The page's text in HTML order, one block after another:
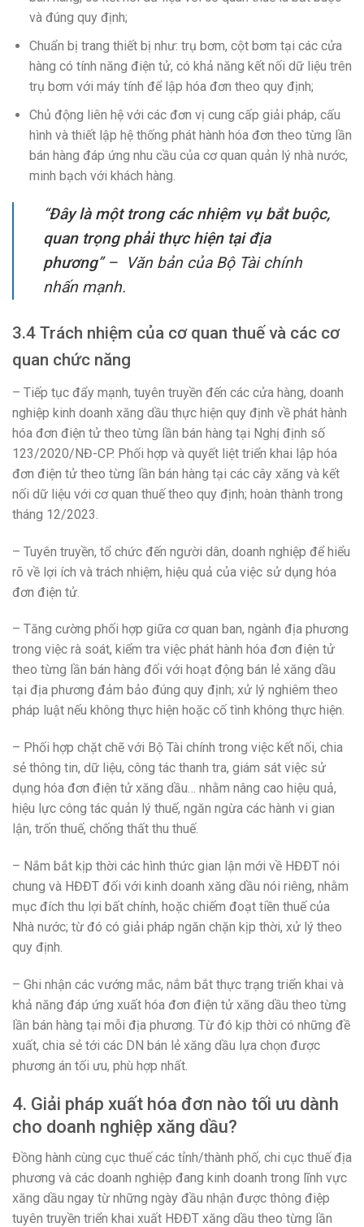
và đúng quy định;
Chuẩn bị trang thiết bị như: trụ bơm, cột bơm tại các cửa
hàng có tính năng điện tử, có khả năng kết nối dữ liệu trên
trụ bơm với máy tính để lập hóa đơn theo quy định;
Chủ động liên hệ với các đơn vị cung cấp giải pháp, cấu
hình và thiết lập hệ thống phát hành hóa đơn theo từng lần
bán hàng đáp ứng nhu cầu của cơ quan quản lý nhà nước,
minh bạch với khách hàng.
“Đây là một trong các nhiệm vụ bắt buộc,
quan trọng phải thực hiện tại địa
phương” – Văn bản của Bộ Tài chính
nhấn mạnh.
3.4 Trách nhiệm của cơ quan thuế và các cơ
quan chức năng
– Tiếp tục đẩy mạnh, tuyên truyền đến các cửa hàng, doanh
nghiệp kinh doanh xăng dầu thực hiện quy định về phát hành
hóa đơn điện tử theo từng lần bán hàng tại Nghị định số
123/2020/NĐ-CP. Phối hợp và quyết liệt triển khai lập hóa
đơn điện tử theo từng lần bán hàng tại các cây xăng và kết
nối dữ liệu với cơ quan thuế theo quy định; hoàn thành trong
tháng 12/2023.
– Tuyên truyền, tổ chức đến người dân, doanh nghiệp để hiểu
rõ về lợi ích và trách nhiệm, hiệu quả của việc sử dụng hóa
đơn điện tử.
– Tăng cường phối hợp giữa cơ quan ban, ngành địa phương
trong việc rà soát, kiểm tra việc phát hành hóa đơn điện tử
theo từng lần bán hàng đối với hoạt động bán lẻ xăng dầu
tại địa phương đảm bảo đúng quy định; xử lý nghiêm theo
pháp luật nếu không thực hiện hoặc cố tình không thực hiện.
– Phối hợp chặt chẽ với Bộ Tài chính trong việc kết nối, chia
sẻ thông tin, dữ liệu, công tác thanh tra, giám sát việc sử
dụng hóa đơn điện tử xăng dầu… nhằm nâng cao hiệu quả,
hiệu lực công tác quản lý thuế, ngăn ngừa các hành vi gian
lận, trốn thuế, chống thất thu thuế.
– Nắm bắt kịp thời các hình thức gian lận mới về HĐĐT nói
chung và HĐĐT đối với kinh doanh xăng dầu nói riêng, nhằm
mục đích thu lợi bất chính, hoặc chiếm đoạt tiền thuế của
Nhà nước; từ đó có giải pháp ngăn chặn kịp thời, xử lý theo
quy định.
– Ghi nhận các vướng mắc, nắm bắt thực trạng triển khai và
khả năng đáp ứng xuất hóa đơn điện tử xăng dầu theo từng
lần bán hàng tại mỗi địa phương. Từ đó kịp thời có những đề
xuất, chia sẻ tới các DN bán lẻ xăng dầu lựa chọn được
phương án tối ưu, phù hợp nhất.
4. Giải pháp xuất hóa đơn nào tối ưu dành
cho doanh nghiệp xăng dầu?
Đồng hành cùng cục thuế các tỉnh/thành phố, chi cục thuế địa
phương và các doanh nghiệp đang kinh doanh trong lĩnh vực
xăng dầu ngay từ những ngày đầu nhận được thông điệp
tuyên truyền triển khai xuất HĐĐT xăng dầu theo từng lần